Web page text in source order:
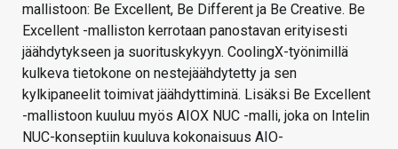
mallistoon: Be Excellent, Be Different ja Be Creative. Be
Excellent -malliston kerrotaan panostavan erityisesti
jäähdytykseen ja suorituskykyyn. CoolingX-työnimillä
kulkeva tietokone on nestejäähdytetty ja sen
kylkipaneelit toimivat jäähdyttiminä. Lisäksi Be Excellent
-mallistoon kuuluu myös AIOX NUC -malli, joka on Intelin
NUC-konseptiin kuuluva kokonaisuus AIO-